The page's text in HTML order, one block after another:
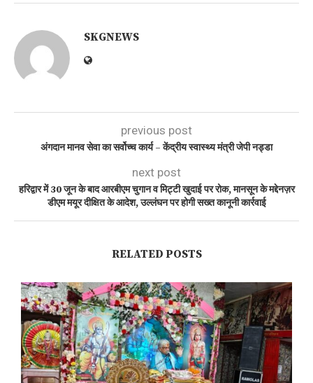
SKGNEWS
previous post
अंगदान मानव सेवा का सर्वोच्च कार्य – केंद्रीय स्वास्थ्य मंत्री जेपी नड्डा
next post
हरिद्वार में 30 जून के बाद आरबीएम चुगान व मिट्टी खुदाई पर रोक, मानसून के मद्देनज़र
डीएम मयूर दीक्षित के आदेश, उल्लंघन पर होगी सख्त कानूनी कार्रवाई
RELATED POSTS